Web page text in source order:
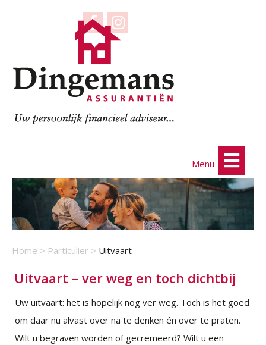
Menu
Home > Particulier > Uitvaart
Uitvaart – ver weg en toch dichtbij
Uw uitvaart: het is hopelijk nog ver weg. Toch is het goed
om daar nu alvast over na te denken én over te praten.
Wilt u begraven worden of gecremeerd? Wilt u een